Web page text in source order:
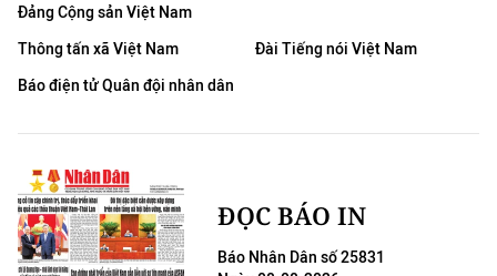
Đảng Cộng sản Việt Nam
Thông tấn xã Việt Nam
Đài Tiếng nói Việt Nam
Báo điện tử Quân đội nhân dân
ĐỌC BÁO IN
Báo Nhân Dân số 25831